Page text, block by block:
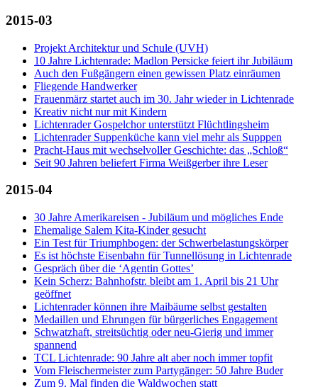
2015-03
Projekt Architektur und Schule (UVH)
10 Jahre Lichtenrade: Madlon Persicke feiert ihr Jubiläum
Auch den Fußgängern einen gewissen Platz einräumen
Fliegende Handwerker
Frauenmärz startet auch im 30. Jahr wieder in Lichtenrade
Kreativ nicht nur mit Kindern
Lichtenrader Gospelchor unterstützt Flüchtlingsheim
Lichtenrader Suppenküche kann viel mehr als Supppen
Pracht-Haus mit wechselvoller Geschichte: das „Schloß“
Seit 90 Jahren beliefert Firma Weißgerber ihre Leser
2015-04
30 Jahre Amerikareisen - Jubiläum und mögliches Ende
Ehemalige Salem Kita-Kinder gesucht
Ein Test für Triumphbogen: der Schwerbelastungskörper
Es ist höchste Eisenbahn für Tunnellösung in Lichtenrade
Gespräch über die ‘Agentin Gottes’
Kein Scherz: Bahnhofstr. bleibt am 1. April bis 21 Uhr
geöffnet
Lichtenrader können ihre Maibäume selbst gestalten
Medaillen und Ehrungen für bürgerliches Engagement
Schwatzhaft, streitsüchtig oder neu-Gierig und immer
spannend
TCL Lichtenrade: 90 Jahre alt aber noch immer topfit
Vom Fleischermeister zum Partygänger: 50 Jahre Buder
Zum 9. Mal finden die Waldwochen statt